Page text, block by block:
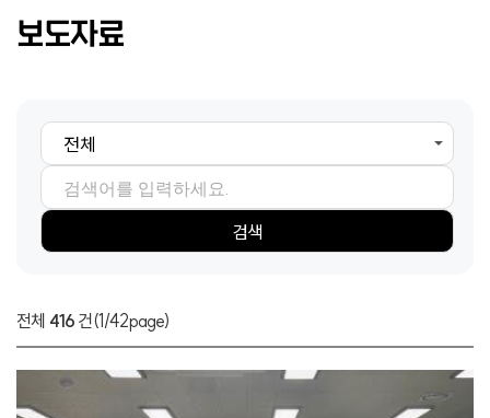
보도자료
검색
전체 416 건(1/42page)